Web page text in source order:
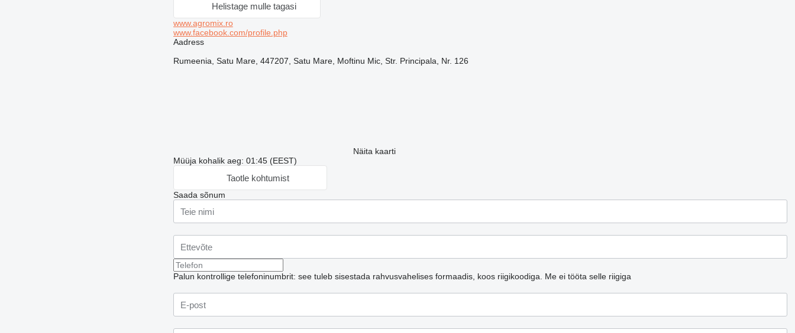
Helistage mulle tagasi
www.agromix.ro
www.facebook.com/profile.php
Aadress
Rumeenia, Satu Mare, 447207, Satu Mare, Moftinu Mic, Str. Principala, Nr. 126
Näita kaarti
Müüja kohalik aeg: 01:45 (EEST)
Taotle kohtumist
Saada sõnum
Palun kontrollige telefoninumbrit: see tuleb sisestada rahvusvahelises formaadis, koos riigikoodiga. Me ei tööta selle riigiga